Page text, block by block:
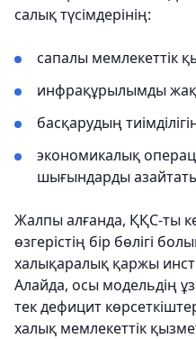
салық түсімдерінің:
сапалы мемлекеттік
инфрақұрылымды
басқарудың
экономикалық
шығындарды
Жалпы алғанда, ҚҚС-ты
өзгерістің бір бөлігі
халықаралық қаржы
Алайда, осы модельдің
тек дефицит
халық мемлекеттік